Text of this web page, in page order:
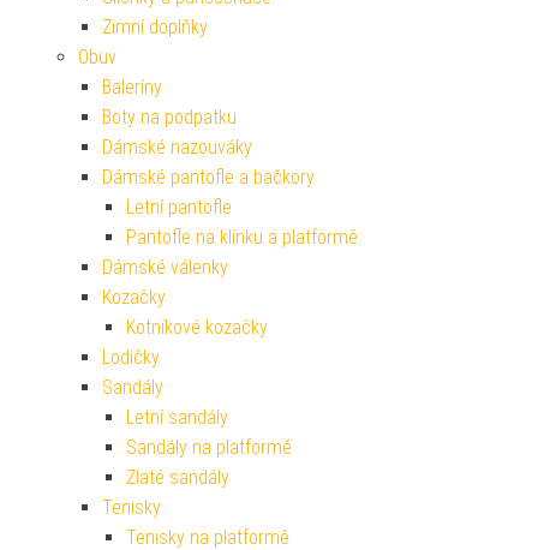
Zimní doplňky
Obuv
Baleríny
Boty na podpatku
Dámské nazouváky
Dámské pantofle a bačkory
Letní pantofle
Pantofle na klínku a platformě
Dámské válenky
Kozačky
Kotníkové kozačky
Lodičky
Sandály
Letní sandály
Sandály na platformě
Zlaté sandály
Tenisky
Tenisky na platformě